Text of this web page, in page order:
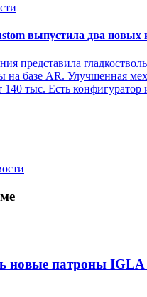
выпустила два новых
представила
на базе AR. Улучшенная
тыс. Есть конфигуратор
новые патроны IGLA